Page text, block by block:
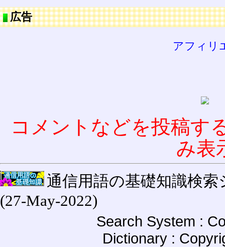
広告
アフィリ
コメントなどを投稿す
み表
通信用語の基礎知識検索
(27-May-2022)
Search System :
Dictionary :